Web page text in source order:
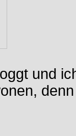
und